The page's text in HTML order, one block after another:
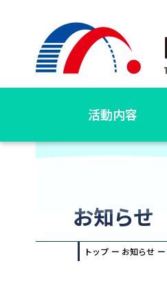
活動内容
お知らせ
トップ お知らせ